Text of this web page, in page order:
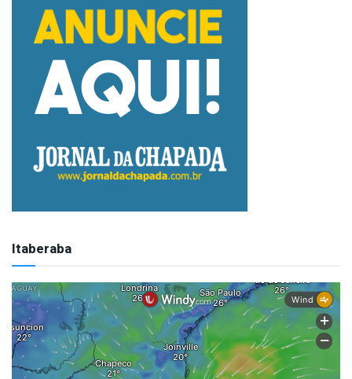
Itaberaba